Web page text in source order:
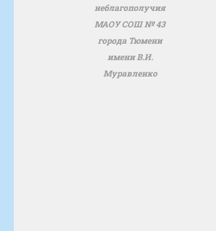
неблагополучия
МАОУ СОШ № 43
города Тюмени
имени В.И.
Муравленко